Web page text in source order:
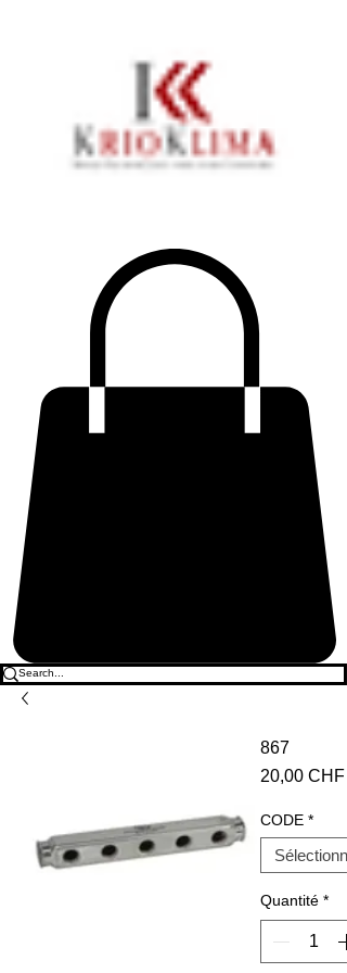
867
20,00 CHF
CODE *
Quantité *